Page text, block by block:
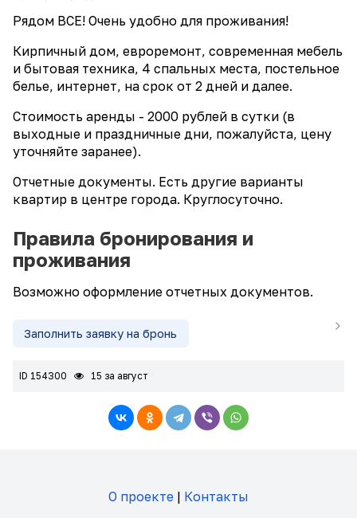
Рядом ВСЕ! Очень удобно для проживания!
Кирпичный дом, евроремонт, современная мебель
и бытовая техника, 4 спальных места, постельное
белье, интернет, на срок от 2 дней и далее.
Стоимость аренды - 2000 рублей в сутки (в
выходные и праздничные дни, пожалуйста, цену
уточняйте заранее).
Отчетные документы. Есть другие варианты
квартир в центре города. Круглосуточно.
Правила бронирования и
проживания
Возможно оформление отчетных документов.
Заполнить заявку на бронь
ID 154300 15 за август
О проекте | Контакты